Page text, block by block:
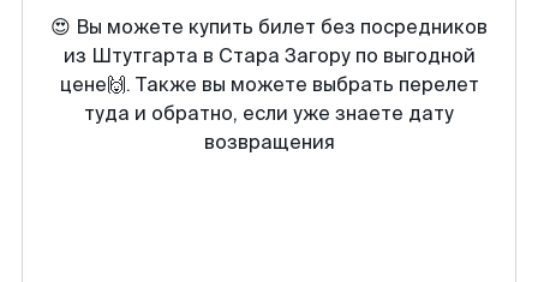
😍 Вы можете купить билет без посредников
из Штутгарта в Стара Загору по выгодной
цене🙌. Также вы можете выбрать перелет
туда и обратно, если уже знаете дату
возвращения